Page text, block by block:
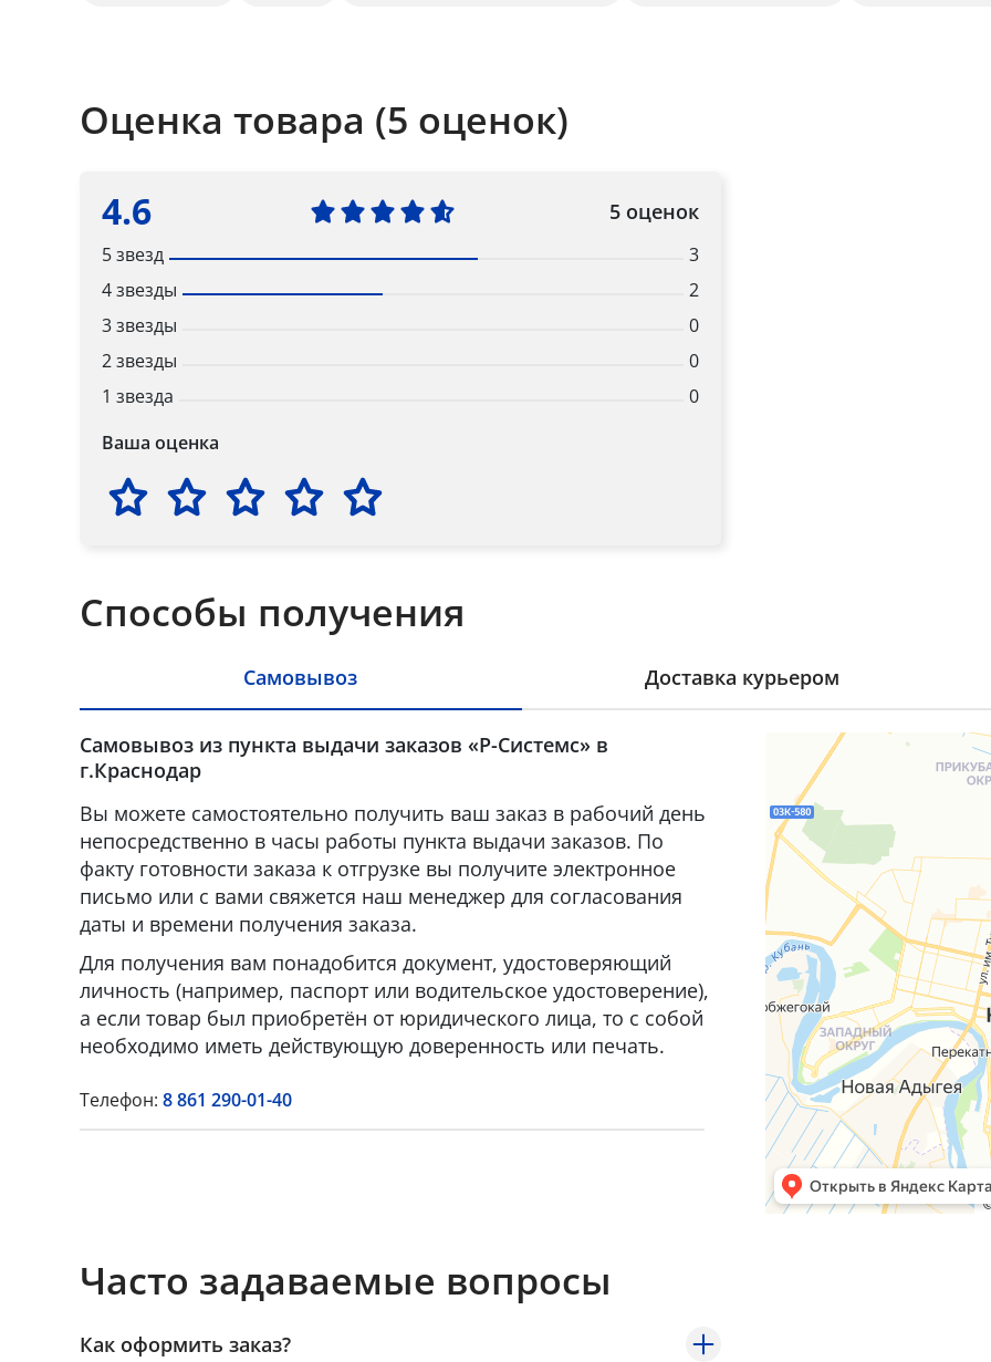
Оценка товара (5 оценок)
4.6 5 оценок
5 звезд
3
4 звезды
2
3 звезды
0
2 звезды
0
1 звезда
0
Ваша оценка
Способы получения
Самовывоз Доставка курьером
Самовывоз из пункта выдачи заказов «Р-Системс» в
г.Краснодар
Вы можете самостоятельно получить ваш заказ в рабочий день
непосредственно в часы работы пункта выдачи заказов. По
факту готовности заказа к отгрузке вы получите электронное
письмо или с вами свяжется наш менеджер для согласования
даты и времени получения заказа.
Для получения вам понадобится документ, удостоверяющий
личность (например, паспорт или водительское удостоверение),
а если товар был приобретён от юридического лица, то с собой
необходимо иметь действующую доверенность или печать.
Телефон: 8 861 290-01-40
Часто задаваемые вопросы
Как оформить заказ?